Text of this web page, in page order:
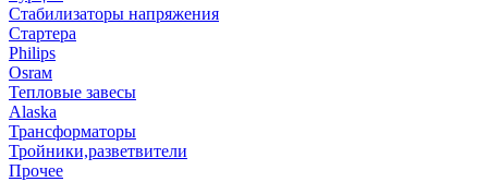
Стабилизаторы напряжения
Стартера
Philips
Оsrам
Тепловые завесы
Alaska
Трансформаторы
Тройники,разветвители
Прочее